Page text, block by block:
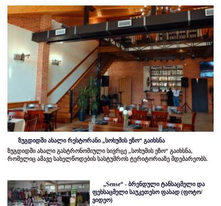
ზუგდიდში ახალი რესტორანი „სოხუმის ეზო“ გაიხსნა
ზუგდიდში ახალი გასტრონომიული სივრცე „სოხუმის ეზო“ გაიხსნა,
რომელიც ამავე სახელწოდების სასტუმროს ტერიტორიაზე მდებარეობს.
„Sense“ - ბრენდული ტანსაცმელი და
ფეხსაცმელი საუკეთესო ფასად (ფოტო/
ვიდეო)